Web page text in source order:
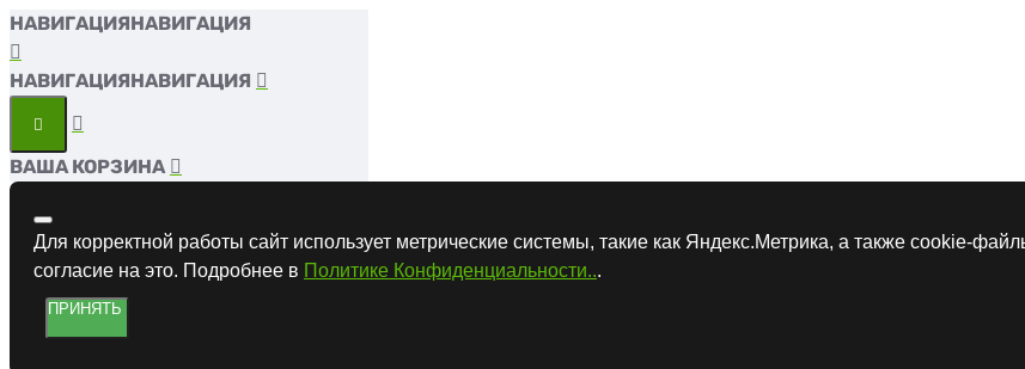
НАВИГАЦИЯ
НАВИГАЦИЯ
ВАША КОРЗИНА
Для корректной работы сайт использует метрические системы, такие как Яндекс.Метрика, а также cookie-
согласие на это. Подробнее в Политике Конфиденциальности...
ПРИНЯТЬ